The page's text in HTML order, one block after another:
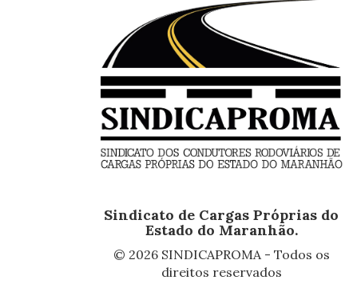
Sindicato de Cargas Próprias do
Estado do Maranhão.
© 2026 SINDICAPROMA - Todos os
direitos reservados